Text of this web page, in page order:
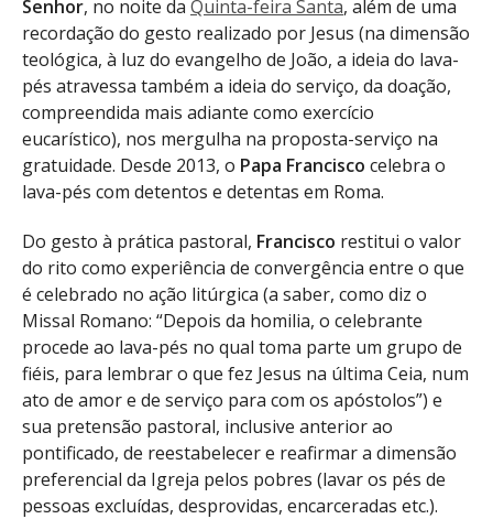
Senhor, no noite da Quinta-feira Santa, além de uma
recordação do gesto realizado por Jesus (na dimensão
teológica, à luz do evangelho de João, a ideia do lava-
pés atravessa também a ideia do serviço, da doação,
compreendida mais adiante como exercício
eucarístico), nos mergulha na proposta-serviço na
gratuidade. Desde 2013, o Papa Francisco celebra o
lava-pés com detentos e detentas em Roma.
Do gesto à prática pastoral, Francisco restitui o valor
do rito como experiência de convergência entre o que
é celebrado no ação litúrgica (a saber, como diz o
Missal Romano: “Depois da homilia, o celebrante
procede ao lava-pés no qual toma parte um grupo de
fiéis, para lembrar o que fez Jesus na última Ceia, num
ato de amor e de serviço para com os apóstolos”) e
sua pretensão pastoral, inclusive anterior ao
pontificado, de reestabelecer e reafirmar a dimensão
preferencial da Igreja pelos pobres (lavar os pés de
pessoas excluídas, desprovidas, encarceradas etc.).